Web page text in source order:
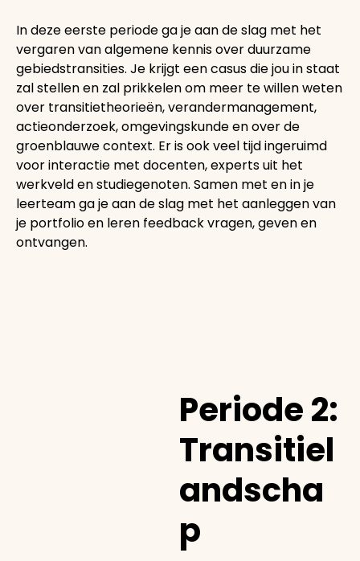
In deze eerste periode ga je aan de slag met het
vergaren van algemene kennis over duurzame
gebiedstransities. Je krijgt een casus die jou in staat
zal stellen en zal prikkelen om meer te willen weten
over transitietheorieën, verandermanagement,
actieonderzoek, omgevingskunde en over de
groenblauwe context. Er is ook veel tijd ingeruimd
voor interactie met docenten, experts uit het
werkveld en studiegenoten. Samen met en in je
leerteam ga je aan de slag met het aanleggen van
je portfolio en leren feedback vragen, geven en
ontvangen.
Periode 2:
Transitiel
andscha
p